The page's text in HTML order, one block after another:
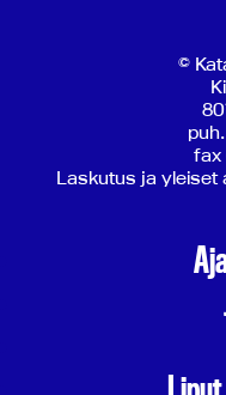
©
fax
Laskutus ja yleiset